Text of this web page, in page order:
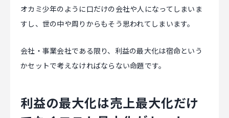
オカミ少年のように口だけの会社や人になってしまいま
すし、世の中や周りからもそう思われてしまいます。
会社・事業会社である限り、利益の最大化は宿命という
かセットで考えなければならない命題です。
利益の最大化は売上最大化だけ